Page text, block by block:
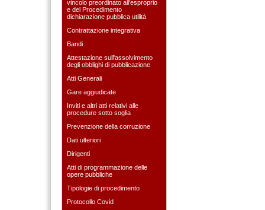
vincolo preordinato all'esproprio
e del Procedimento
dichiarazione pubblica utilità
Contrattazione integrativa
Bandi
Attestazione sull'assolvimento
degli obblighi di pubblicazione
Atti Generali
Gare aggiudicate
Inviti e altri atti relativi alle
procedure sotto soglia
Prevenzione della corruzione
Dati ulteriori
Dirigenti
Atti di programmazione delle
opere pubbliche
Tipologie di procedimento
Protocollo Covid